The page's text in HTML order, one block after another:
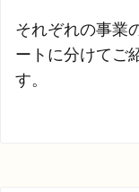
それぞれの事業
ートに分けてご
す。